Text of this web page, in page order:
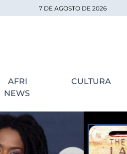
7 DE AGOSTO DE 2026
AFRI
NEWS
CULTURA